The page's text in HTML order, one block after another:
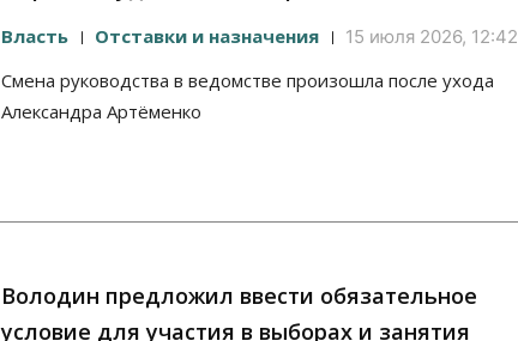
Власть Отставки и назначения 15 июля 2026, 12:42
Смена руководства в ведомстве произошла после ухода
Александра Артёменко
Володин предложил ввести обязательное
условие для участия в выборах и занятия